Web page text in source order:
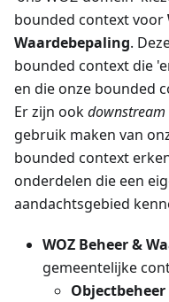
bounded context voor
Waardebepaling.
bounded context die
en die onze bounded
Er zijn ookdownstream
gebruik maken van
bounded context
onderdelen die een
aandachtsgebied
WOZ Beheer &
gemeentelijke
Objectbeheer